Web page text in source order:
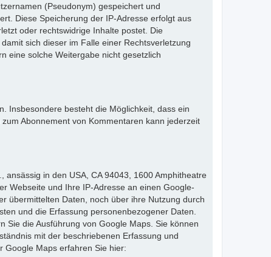
(Pseudonym) gespeichert und
Diese Speicherung der IP-Adresse erfolgt aus
oder rechtswidrige Inhalte postet. Die
sich dieser im Falle einer Rechtsverletzung
eine solche Weitergabe nicht gesetzlich
Insbesondere besteht die Möglichkeit, dass ein
Abonnement von Kommentaren kann jederzeit
in den USA, CA 94043, 1600 Amphitheatre
Webseite und Ihre IP-Adresse an einen Google-
übermittelten Daten, noch über ihre Nutzung durch
und die Erfassung personenbezogener Daten.
Sie die Ausführung von Google Maps. Sie können
mit der beschriebenen Erfassung und
Google Maps erfahren Sie hier: